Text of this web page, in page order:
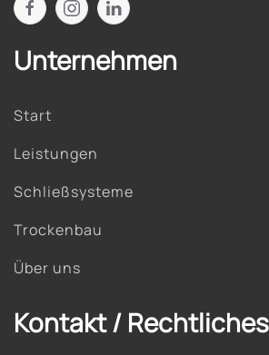
Unternehmen
Start
Leistungen
Schließsysteme
Trockenbau
Über uns
Kontakt / Rechtliches